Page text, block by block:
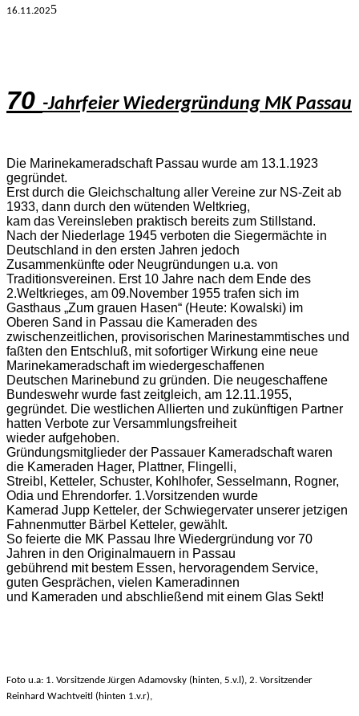
16.11.2025
70 -Jahrfeier Wiedergründung MK Passau
Die Marinekameradschaft Passau wurde am 13.1.1923
gegründet.
Erst durch die Gleichschaltung aller Vereine zur NS-Zeit ab
1933, dann durch den wütenden Weltkrieg,
kam das Vereinsleben praktisch bereits zum Stillstand.
Nach der Niederlage 1945 verboten die Siegermächte in
Deutschland in den ersten Jahren jedoch
Zusammenkünfte oder Neugründungen u.a. von
Traditionsvereinen. Erst 10 Jahre nach dem Ende des
2.Weltkrieges, am 09.November 1955 trafen sich im
Gasthaus „Zum grauen Hasen“ (Heute: Kowalski) im
Oberen Sand in Passau die Kameraden des
zwischenzeitlichen, provisorischen Marinestammtisches und
faßten den Entschluß, mit sofortiger Wirkung eine neue
Marinekameradschaft im wiedergeschaffenen
Deutschen Marinebund zu gründen. Die neugeschaffene
Bundeswehr wurde fast zeitgleich, am 12.11.1955,
gegründet. Die westlichen Allierten und zukünftigen Partner
hatten Verbote zur Versammlungsfreiheit
wieder aufgehoben.
Gründungsmitglieder der Passauer Kameradschaft waren
die Kameraden Hager, Plattner, Flingelli,
Streibl, Ketteler, Schuster, Kohlhofer, Sesselmann, Rogner,
Odia und Ehrendorfer. 1.Vorsitzenden wurde
Kamerad Jupp Ketteler, der Schwiegervater unserer jetzigen
Fahnenmutter Bärbel Ketteler, gewählt.
So feierte die MK Passau Ihre Wiedergründung vor 70
Jahren in den Originalmauern in Passau
gebührend mit bestem Essen, hervoragendem Service,
guten Gesprächen, vielen Kameradinnen
und Kameraden und abschließend mit einem Glas Sekt!
Foto u.a: 1. Vorsitzende Jürgen Adamovsky (hinten, 5.v.l), 2. Vorsitzender
Reinhard Wachtveitl (hinten 1.v.r),